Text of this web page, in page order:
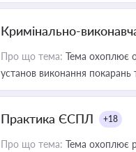
Кримінально-
Про що тема: Тема охоплює
установ виконання покарань
Практика ЄСПЛ +18
Про що тема: Тема охоплює